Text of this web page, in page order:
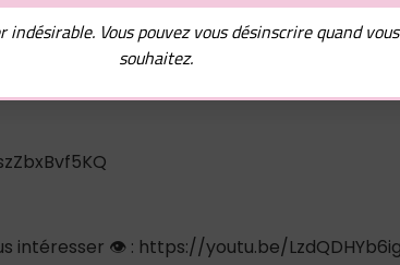
conseilsseductionfemmes/
intéresser 👁 : https://youtu.be/LzdQDHYb6ig
indésirable. Vous pouvez vous désinscrire quand
souhaitez.